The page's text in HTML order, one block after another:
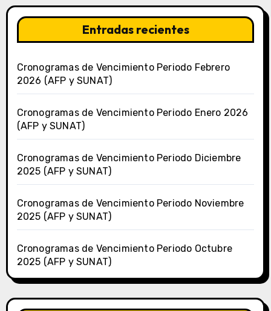
Entradas recientes
Cronogramas de Vencimiento Periodo Febrero
2026 (AFP y SUNAT)
Cronogramas de Vencimiento Periodo Enero 2026
(AFP y SUNAT)
Cronogramas de Vencimiento Periodo Diciembre
2025 (AFP y SUNAT)
Cronogramas de Vencimiento Periodo Noviembre
2025 (AFP y SUNAT)
Cronogramas de Vencimiento Periodo Octubre
2025 (AFP y SUNAT)